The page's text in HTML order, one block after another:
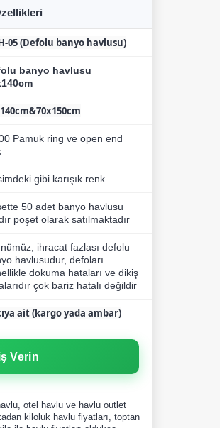
05 (Defolu banyo havlusu)
banyo havlusu
Pamuk ring ve open end
gibi karışık renk
50 adet banyo havlusu
poşet olarak satılmaktadır
ihracat fazlası defolu
havlusudur, defoları
dokuma hataları ve dikiş
çok bariz hatalı değildir
ait (kargo yada ambar)
Verin
otel havlu ve havlu outlet
kiloluk havlu fiyatları, toptan